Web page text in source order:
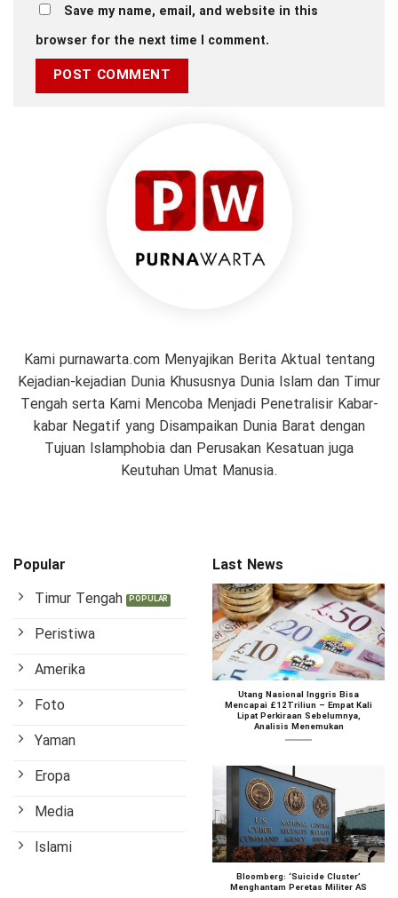
Save my name, email, and website in this
browser for the next time I comment.
Kami purnawarta.com Menyajikan Berita Aktual tentang
Kejadian-kejadian Dunia Khususnya Dunia Islam dan Timur
Tengah serta Kami Mencoba Menjadi Penetralisir Kabar-
kabar Negatif yang Disampaikan Dunia Barat dengan
Tujuan Islamphobia dan Perusakan Kesatuan juga
Keutuhan Umat Manusia.
Popular
Timur Tengah
Peristiwa
Amerika
Foto
Yaman
Eropa
Media
Islami
Last News
Utang Nasional Inggris Bisa
Mencapai £12Triliun – Empat Kali
Lipat Perkiraan Sebelumnya,
Analisis Menemukan
Bloomberg: ‘Suicide Cluster’
Menghantam Peretas Militer AS